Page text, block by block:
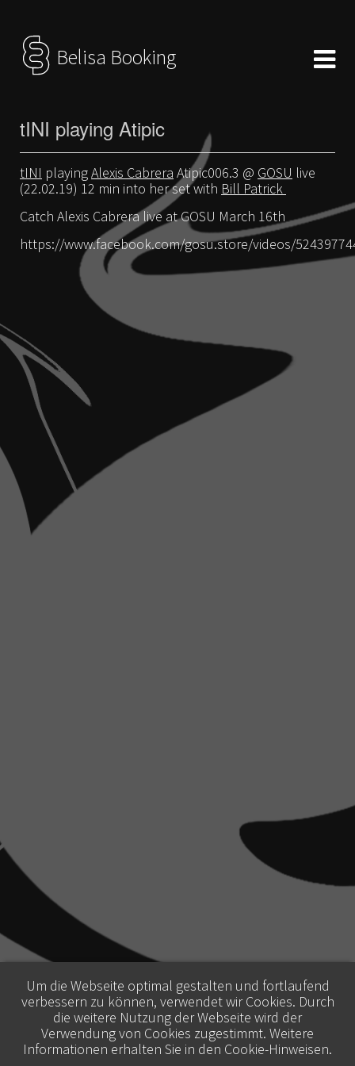
Belisa Booking
tINI playing Atipic
tINI playingAlexis Cabrera Atipic006.3 @ GOSU live
(22.02.19) 12 min into her set with Bill Patrick
Catch Alexis Cabrera live at GOSU March 16th
https://www.facebook.com/gosu.store/videos/
Um die Webseite optimal gestalten und fortlaufend
verbessern zu können, verwendet wir Cookies. Durch
die weitere Nutzung der Webseite wird der
Verwendung von Cookies zugestimmt. Weitere
Informationen erhalten Sie in den Cookie-Hinweisen.